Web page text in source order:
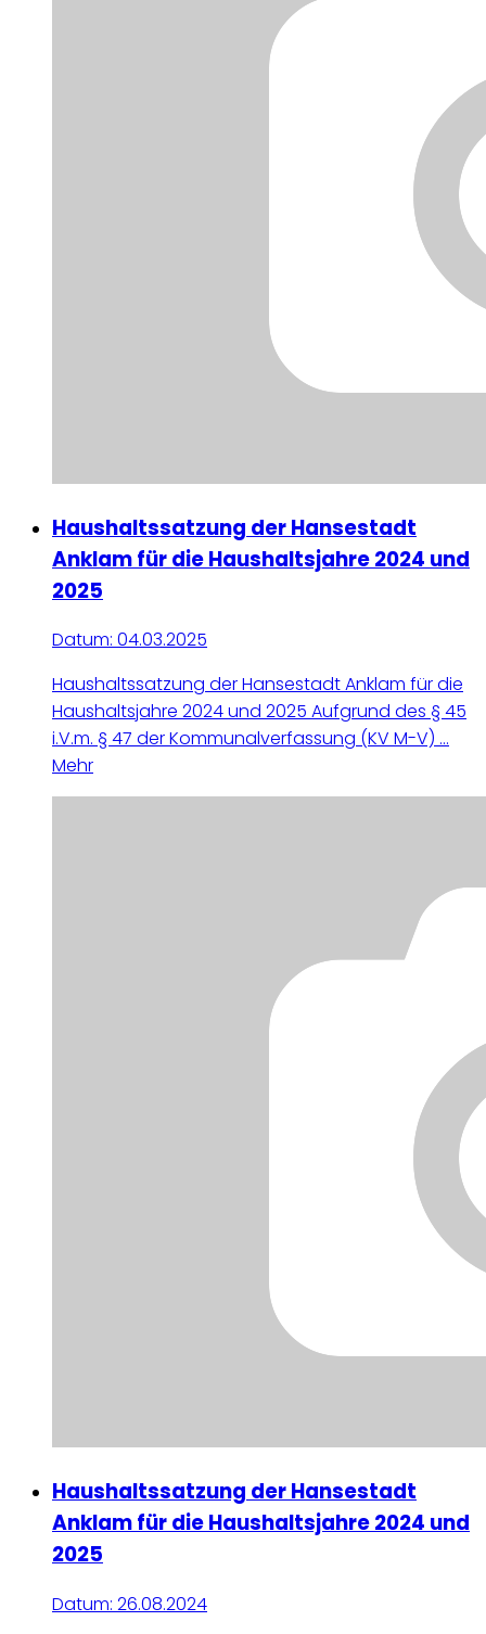
Haushaltssatzung der Hansestadt
Anklam für die Haushaltsjahre 2024 und
2025
Datum: 04.03.2025
Haushaltssatzung der Hansestadt Anklam für die
Haushaltsjahre 2024 und 2025 Aufgrund des § 45
i.V.m. § 47 der Kommunalverfassung (KV M-V) ...
Mehr
Haushaltssatzung der Hansestadt
Anklam für die Haushaltsjahre 2024 und
2025
Datum: 26.08.2024